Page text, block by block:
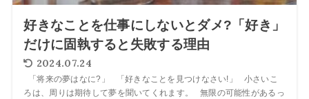
好きなことを仕事にしないとダメ?「好き」
だけに固執すると失敗する理由
2024.07.24
「将来の夢はなに?」 「好きなことを見つけなさい!」 小さいこ
ろは、周りは期待して夢を聞いてくれます。 無限の可能性があるっ